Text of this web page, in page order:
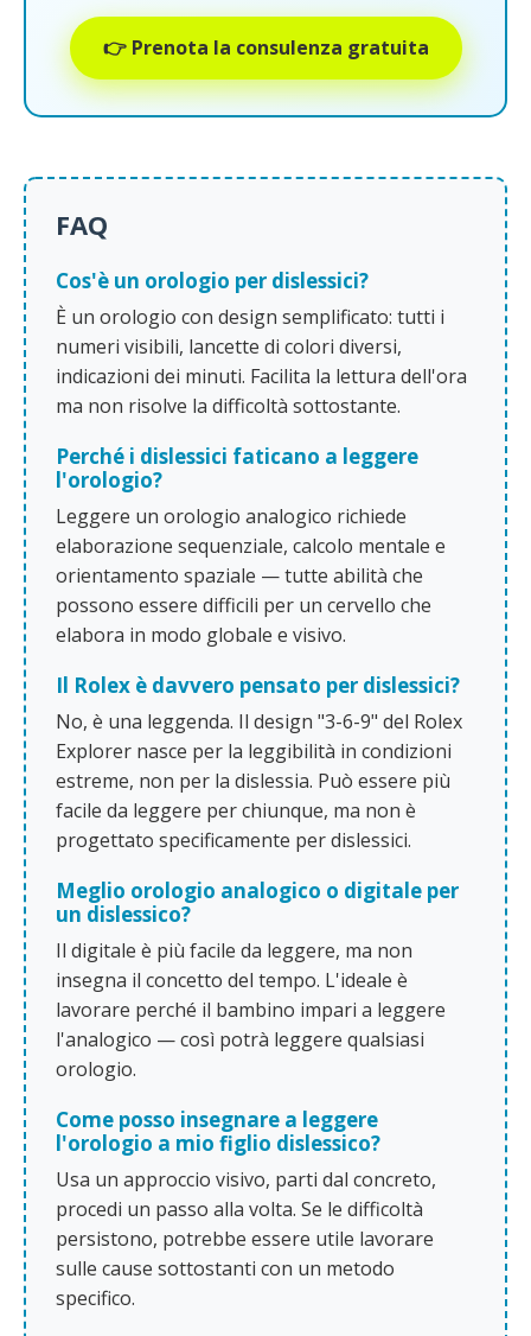
👉 Prenota la consulenza gratuita
FAQ
Cos'è un orologio per dislessici?
È un orologio con design semplificato: tutti i
numeri visibili, lancette di colori diversi,
indicazioni dei minuti. Facilita la lettura dell'ora
ma non risolve la difficoltà sottostante.
Perché i dislessici faticano a leggere
l'orologio?
Leggere un orologio analogico richiede
elaborazione sequenziale, calcolo mentale e
orientamento spaziale — tutte abilità che
possono essere difficili per un cervello che
elabora in modo globale e visivo.
Il Rolex è davvero pensato per dislessici?
No, è una leggenda. Il design "3-6-9" del Rolex
Explorer nasce per la leggibilità in condizioni
estreme, non per la dislessia. Può essere più
facile da leggere per chiunque, ma non è
progettato specificamente per dislessici.
Meglio orologio analogico o digitale per
un dislessico?
Il digitale è più facile da leggere, ma non
insegna il concetto del tempo. L'ideale è
lavorare perché il bambino impari a leggere
l'analogico — così potrà leggere qualsiasi
orologio.
Come posso insegnare a leggere
l'orologio a mio figlio dislessico?
Usa un approccio visivo, parti dal concreto,
procedi un passo alla volta. Se le difficoltà
persistono, potrebbe essere utile lavorare
sulle cause sottostanti con un metodo
specifico.